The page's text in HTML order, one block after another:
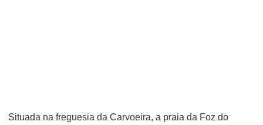
Situada na freguesia da Carvoeira, a praia da Foz do